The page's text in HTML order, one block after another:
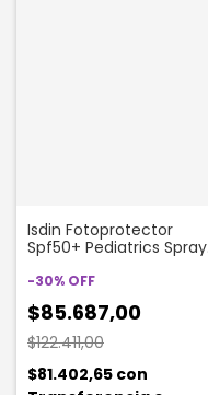
Isdin Fotoprotector
Spf50+ Pediatrics Spray
Protector Solar X 250ml
-30% OFF
$85.687,00
$122.411,00
$81.402,65 con